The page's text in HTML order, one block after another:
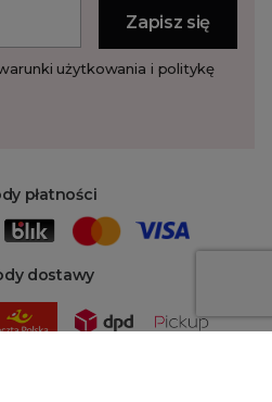
płatności
dostawy
użytkowania i politykę